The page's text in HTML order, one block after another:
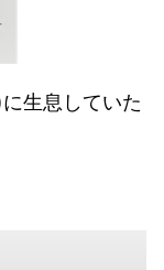
生息していた